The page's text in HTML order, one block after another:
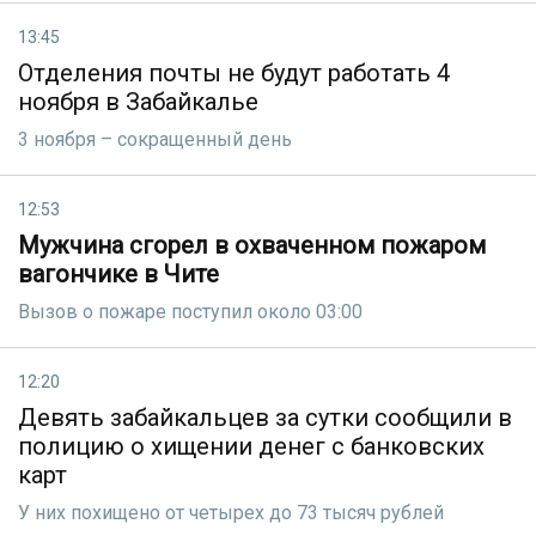
13:45
Отделения почты не будут работать 4
ноября в Забайкалье
3 ноября – сокращенный день
12:53
Мужчина сгорел в охваченном пожаром
вагончике в Чите
Вызов о пожаре поступил около 03:00
12:20
Девять забайкальцев за сутки сообщили в
полицию о хищении денег с банковских
карт
У них похищено от четырех до 73 тысяч рублей